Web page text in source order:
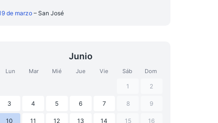
de marzo– San José
Junio
Lun Mar Mié Jue Vie Sáb Dom
1 2
3 4 5 6 7 8 9
10 11 12 13 14 15 16